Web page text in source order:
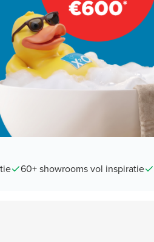
60+ showrooms vol inspiratie